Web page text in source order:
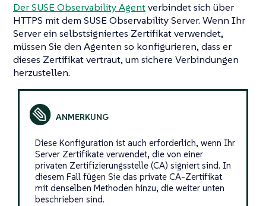
Der SUSE Observability Agentverbindet sich über
HTTPS mit dem SUSE Observability Server. Wenn Ihr
Server ein selbstsigniertes Zertifikat verwendet,
müssen Sie den Agenten so konfigurieren, dass er
dieses Zertifikat vertraut, um sichere Verbindungen
herzustellen.
Diese Konfiguration ist auch erforderlich, wenn Ihr
Server Zertifikate verwendet, die von einer
privaten Zertifizierungsstelle (CA) signiert sind. In
diesem Fall fügen Sie das private CA-Zertifikat
mit denselben Methoden hinzu, die weiter unten
beschrieben sind.